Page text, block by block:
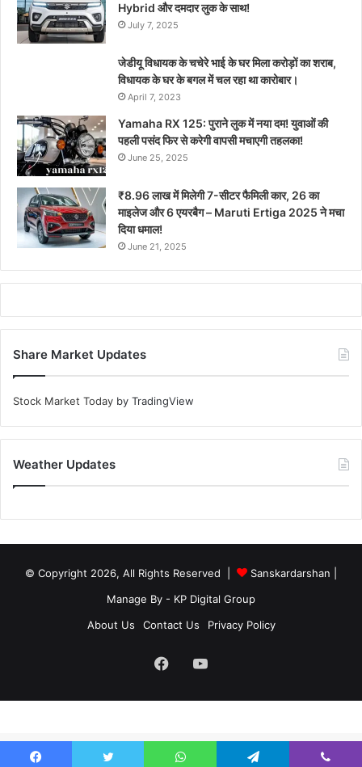
Hybrid और दमदार लुक के साथ!
July 7, 2025
जेडीयू विधायक के चचेरे भाई के घर मिला करोड़ों का शराब,
विधायक के घर के बगल में चल रहा था कारोबार।
April 7, 2023
Yamaha RX 125: पुराने लुक में नया दम! युवाओं की
पहली पसंद फिर से करेगी वापसी मचाएगी तहलका!
June 25, 2025
₹8.96 लाख में मिलेगी 7-सीटर फैमिली कार, 26 का
माइलेज और 6 एयरबैग – Maruti Ertiga 2025 ने मचा
दिया धमाल!
June 21, 2025
Share Market Updates
Stock Market Today by TradingView
Weather Updates
© Copyright 2026, All Rights Reserved | Sanskardarshan
Manage By - KP Digital Group
About Us
Contact Us Privacy Policy
FacebookYouTube